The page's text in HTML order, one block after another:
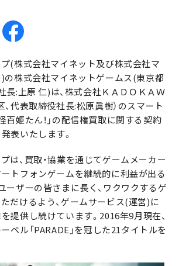
(株式会社マイネット及び株式会社マ
の株式会社マイネットゲームス(東京都
長:上原 仁)は、株式会社ＫＡＤＯＫＡＷ
代表取締役社長:松原眞樹）のスマート
百姫たん！」の配信権買取に関する契約
表いたします。
は、買取・協業を通じてゲームメーカー
トフォンゲームを継続的に利益が出る
ーザーの皆さまに長く、ワクワクするゲ
だけるよう、ゲームサービス(運営)に
提供し続けています。2016年9月現在、
ベル「PARADE」を冠した21タイトルを